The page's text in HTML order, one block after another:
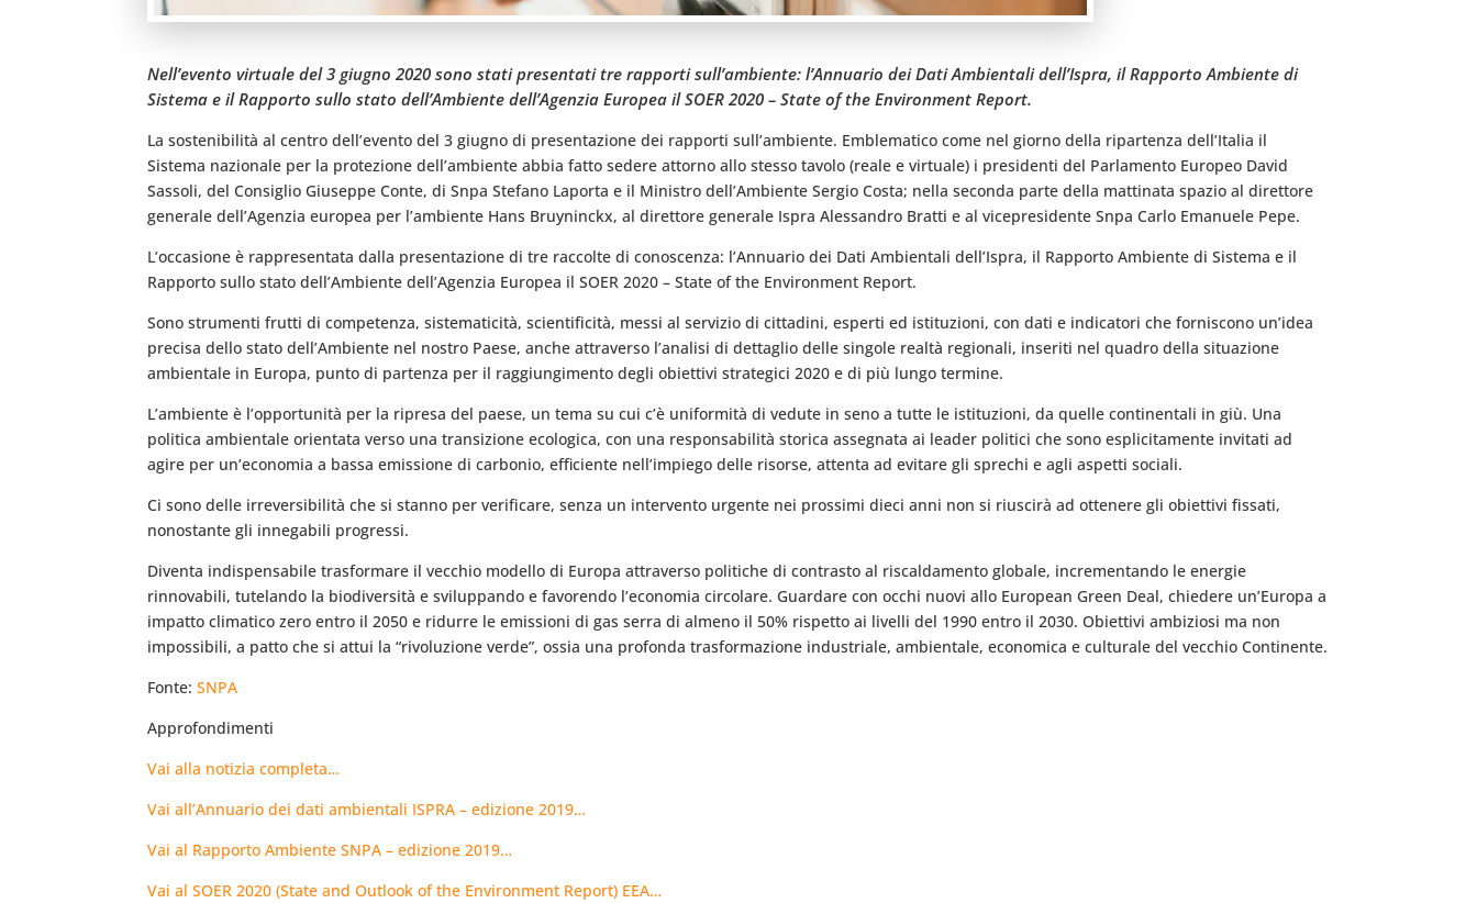
Nell’evento virtuale del 3 giugno 2020 sono stati presentati tre rapporti sull’ambiente: l’Annuario dei Dati Ambientali dell’Ispra, il Rapporto Ambiente di
Sistema e il Rapporto sullo stato dell’Ambiente dell’Agenzia Europea il SOER 2020 – State of the Environment Report.
La sostenibilità al centro dell’evento del 3 giugno di presentazione dei rapporti sull’ambiente. Emblematico come nel giorno della ripartenza dell’Italia il
Sistema nazionale per la protezione dell’ambiente abbia fatto sedere attorno allo stesso tavolo (reale e virtuale) i presidenti del Parlamento Europeo David
Sassoli, del Consiglio Giuseppe Conte, di Snpa Stefano Laporta e il Ministro dell’Ambiente Sergio Costa; nella seconda parte della mattinata spazio al direttore
generale dell’Agenzia europea per l’ambiente Hans Bruyninckx, al direttore generale Ispra Alessandro Bratti e al vicepresidente Snpa Carlo Emanuele Pepe.
L’occasione è rappresentata dalla presentazione di tre raccolte di conoscenza: l’Annuario dei Dati Ambientali dell’Ispra, il Rapporto Ambiente di Sistema e il
Rapporto sullo stato dell’Ambiente dell’Agenzia Europea il SOER 2020 – State of the Environment Report.
Sono strumenti frutti di competenza, sistematicità, scientificità, messi al servizio di cittadini, esperti ed istituzioni, con dati e indicatori che forniscono un’idea
precisa dello stato dell’Ambiente nel nostro Paese, anche attraverso l’analisi di dettaglio delle singole realtà regionali, inseriti nel quadro della situazione
ambientale in Europa, punto di partenza per il raggiungimento degli obiettivi strategici 2020 e di più lungo termine.
L’ambiente è l’opportunità per la ripresa del paese, un tema su cui c’è uniformità di vedute in seno a tutte le istituzioni, da quelle continentali in giù. Una
politica ambientale orientata verso una transizione ecologica, con una responsabilità storica assegnata ai leader politici che sono esplicitamente invitati ad
agire per un’economia a bassa emissione di carbonio, efficiente nell’impiego delle risorse, attenta ad evitare gli sprechi e agli aspetti sociali.
Ci sono delle irreversibilità che si stanno per verificare, senza un intervento urgente nei prossimi dieci anni non si riuscirà ad ottenere gli obiettivi fissati,
nonostante gli innegabili progressi.
Diventa indispensabile trasformare il vecchio modello di Europa attraverso politiche di contrasto al riscaldamento globale, incrementando le energie
rinnovabili, tutelando la biodiversità e sviluppando e favorendo l’economia circolare. Guardare con occhi nuovi allo European Green Deal, chiedere un’Europa a
impatto climatico zero entro il 2050 e ridurre le emissioni di gas serra di almeno il 50% rispetto ai livelli del 1990 entro il 2030. Obiettivi ambiziosi ma non
impossibili, a patto che si attui la “rivoluzione verde”, ossia una profonda trasformazione industriale, ambientale, economica e culturale del vecchio Continente.
Fonte:SNPA
Approfondimenti
Vai alla notizia completa…
Vai all’Annuario dei dati ambientali ISPRA – edizione 2019…
Vai al Rapporto Ambiente SNPA – edizione 2019…
Vai al SOER 2020 (State and Outlook of the Environment Report) EEA…